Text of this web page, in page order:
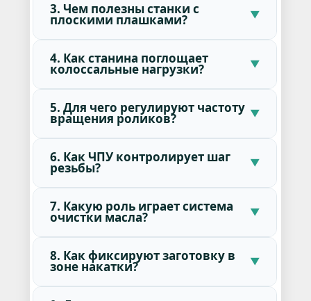
3. Чем полезны станки с
плоскими плашками?
4. Как станина поглощает
колоссальные нагрузки?
5. Для чего регулируют частоту
вращения роликов?
6. Как ЧПУ контролирует шаг
резьбы?
7. Какую роль играет система
очистки масла?
8. Как фиксируют заготовку в
зоне накатки?